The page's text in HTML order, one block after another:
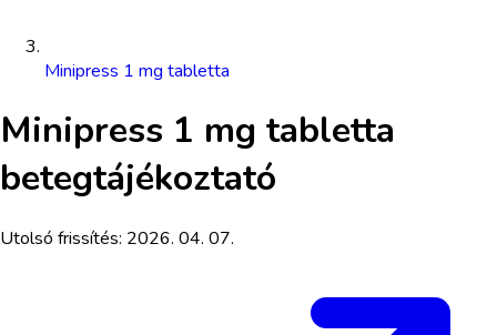
Minipress 1 mg tabletta
Minipress 1 mg tabletta
betegtájékoztató
Utolsó frissítés: 2026. 04. 07.